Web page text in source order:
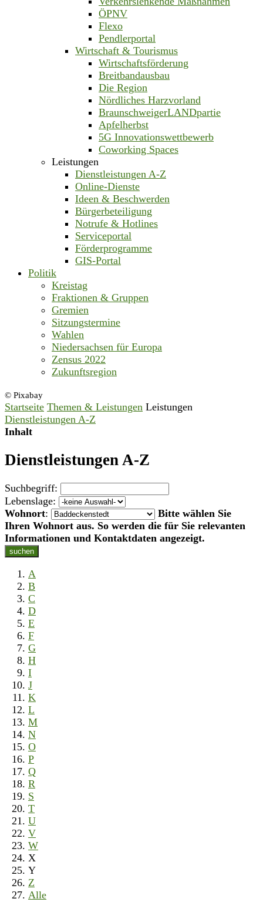
ÖPNV
Flexo
Pendlerportal
Wirtschaft & Tourismus
Wirtschaftsförderung
Breitbandausbau
Die Region
Nördliches Harzvorland
BraunschweigerLANDpartie
Apfelherbst
5G Innovationswettbewerb
Coworking Spaces
Leistungen
Dienstleistungen A-Z
Online-Dienste
Ideen & Beschwerden
Bürgerbeteiligung
Notrufe & Hotlines
Serviceportal
Förderprogramme
GIS-Portal
Politik
Kreistag
Fraktionen & Gruppen
Gremien
Sitzungstermine
Wahlen
Niedersachsen für Europa
Zensus 2022
Zukunftsregion
© Pixabay
Startseite Themen & Leistungen Leistungen
Dienstleistungen A-Z
Inhalt
Dienstleistungen A-Z
Suchbegriff:
Lebenslage:
Wohnort:
Bitte wählen Sie
Ihren Wohnort aus. So werden die für Sie relevanten
Informationen und Kontaktdaten angezeigt.
suchen
A
B
C
D
E
F
G
H
I
J
K
L
M
N
O
P
Q
R
S
T
U
V
W
X
Y
Z
Alle